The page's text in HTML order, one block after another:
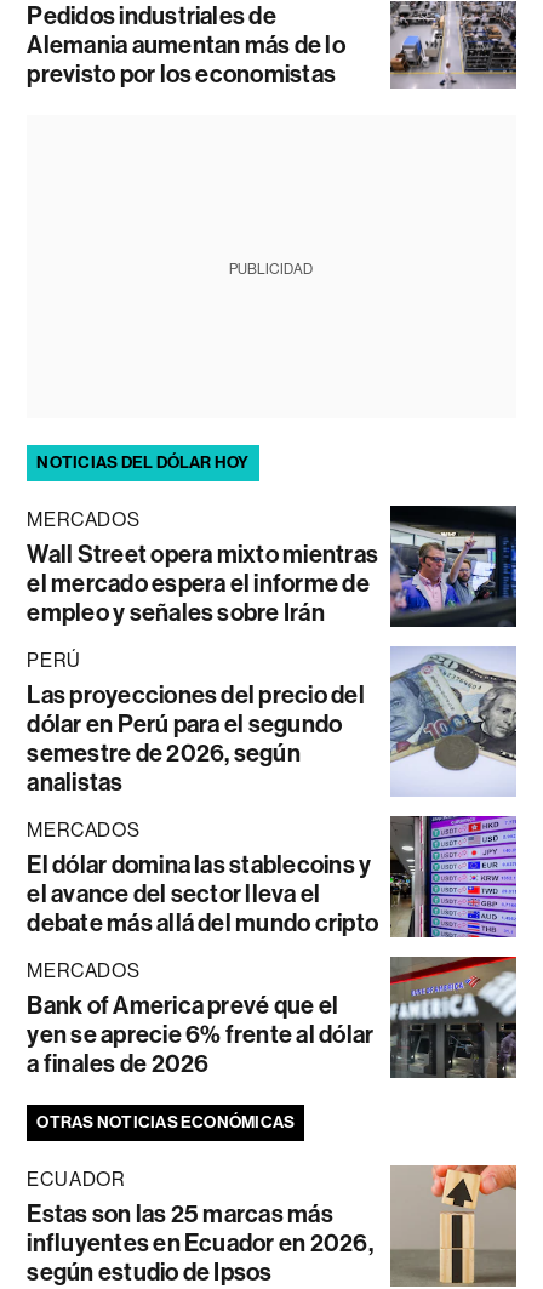
Pedidos industriales de
Alemania aumentan más de lo
previsto por los economistas
PUBLICIDAD
NOTICIAS DEL DÓLAR HOY
MERCADOS
Wall Street opera mixto mientras
el mercado espera el informe de
empleo y señales sobre Irán
PERÚ
Las proyecciones del precio del
dólar en Perú para el segundo
semestre de 2026, según
analistas
MERCADOS
El dólar domina las stablecoins y
el avance del sector lleva el
debate más allá del mundo cripto
MERCADOS
Bank of America prevé que el
yen se aprecie 6% frente al dólar
a finales de 2026
OTRAS NOTICIAS ECONÓMICAS
ECUADOR
Estas son las 25 marcas más
influyentes en Ecuador en 2026,
según estudio de Ipsos